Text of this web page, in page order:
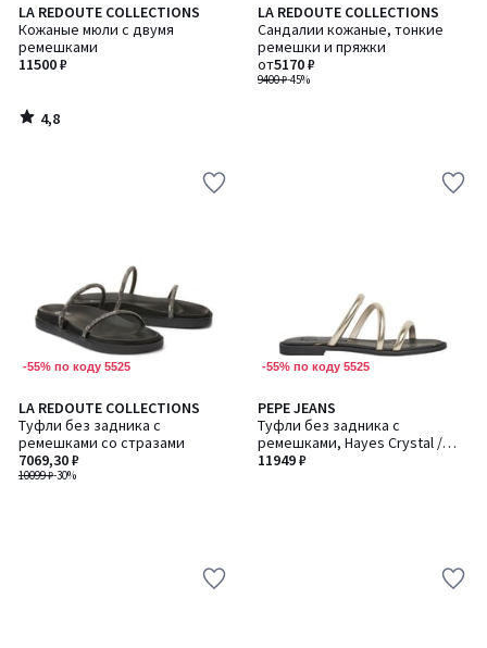
LA REDOUTE COLLECTIONS
Кожаные мюли с двумя
ремешками
11500 ₽
4,8
/ 5
4,8
/
LA REDOUTE COLLECTIONS
Сандалии кожаные, тонкие
ремешки и пряжки
9400 ₽-45%
от5170 ₽
-55% по коду 5525
LA REDOUTE COLLECTIONS
Туфли без задника с
ремешками со стразами
10099 ₽-30%
7069,30 ₽
-55% по коду 5525
PEPE JEANS
Туфли без задника с
ремешками, Hayes Crystal /
Хайес Кристал
11949 ₽